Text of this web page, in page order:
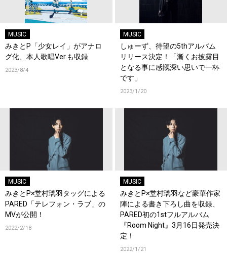
MUSIC
みきとP「少女レイ」がアナロ
グ化、本人歌唱Ver.も収録
2023/8/4
MUSIC
しゅーず、待望の5thアルバム
リリース決定！「漸くお披露目
となる事に感慨深い思いで一杯
です」
2023/1/20
MUSIC
みきとP×堂村璃羽タッグによる
PARED「テレフォン・ラブ」の
MVが公開！
2022/2/18
MUSIC
みきとP×堂村璃羽など豪華作家
陣による書き下ろし曲を収録、
PARED初の1stフルアルバム
『Room Night』3月16日発売決
定！
2022/1/21